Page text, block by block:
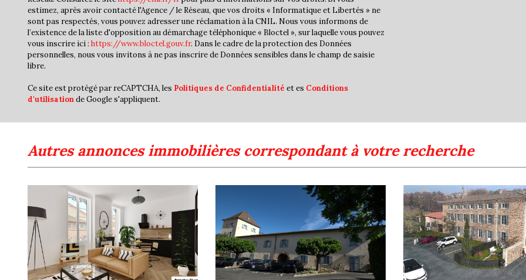
estimez, après avoir contacté l'Agence / le Réseau, que vos droits « Informatique et Libertés » ne
sont pas respectés, vous pouvez adresser une réclamation à la CNIL. Nous vous informons de
l’existence de la liste d'opposition au démarchage téléphonique « Bloctel », sur laquelle vous pouvez
vous inscrire ici : https://www.bloctel.gouv.fr. Dans le cadre de la protection des Données
personnelles, nous vous invitons à ne pas inscrire de Données sensibles dans le champ de saisie
libre.
Ce site est protégé par reCAPTCHA, les Politiques de Confidentialité et es Conditions
d'utilisationde Google s'appliquent.
autres annonces immobilières correspondant à votre recherche